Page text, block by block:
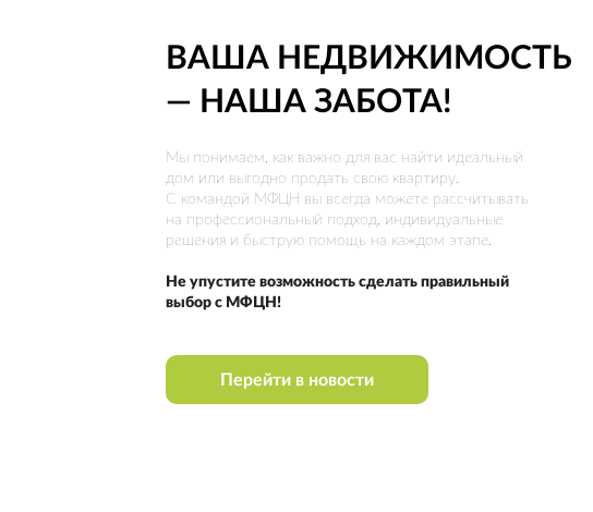
ВАША НЕДВИЖИМОСТЬ
— НАША ЗАБОТА!
Мы понимаем, как важно для вас найти идеальный
дом или выгодно продать свою квартиру.
С командой МФЦН вы всегда можете рассчитывать
на профессиональный подход, индивидуальные
решения и быструю помощь на каждом этапе.
Не упустите возможность сделать правильный
выбор с МФЦН!
Перейти в новости